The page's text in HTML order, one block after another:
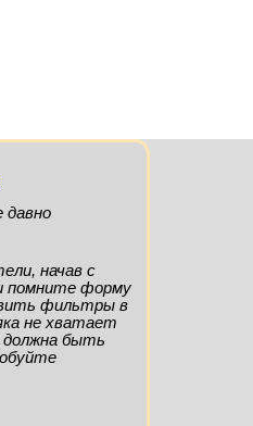
давно
начав с
помните форму
фильтры в
не хватает
должна быть